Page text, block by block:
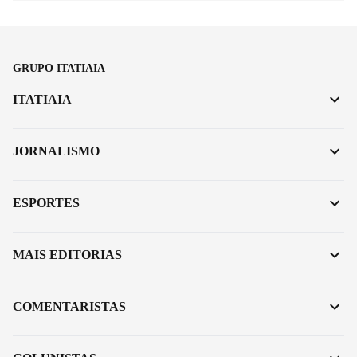
GRUPO ITATIAIA
ITATIAIA
JORNALISMO
ESPORTES
MAIS EDITORIAS
COMENTARISTAS